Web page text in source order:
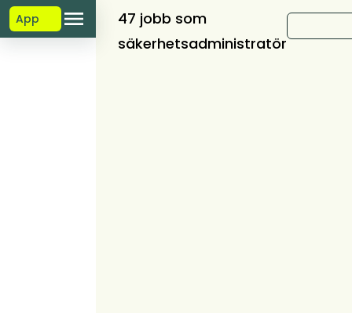
App
47 jobb som
säkerhetsadministratör